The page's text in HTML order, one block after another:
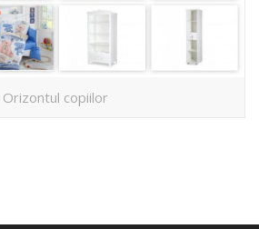
Orizontul copiilor